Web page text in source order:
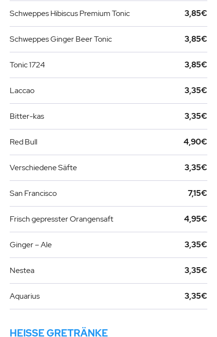
Schweppes Hibiscus Premium Tonic 3,85€
Schweppes Ginger Beer Tonic 3,85€
Tonic 1724 3,85€
Laccao 3,35€
Bitter-kas 3,35€
Red Bull 4,90€
Verschiedene Säfte 3,35€
San Francisco 7,15€
Frisch gepresster Orangensaft 4,95€
Ginger – Ale 3,35€
Nestea 3,35€
Aquarius 3,35€
HEISSE GRETRÄNKE